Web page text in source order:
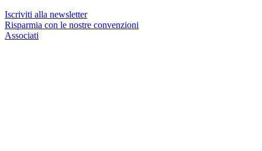
Iscriviti alla newsletter
Risparmia con le nostre convenzioni
Associati